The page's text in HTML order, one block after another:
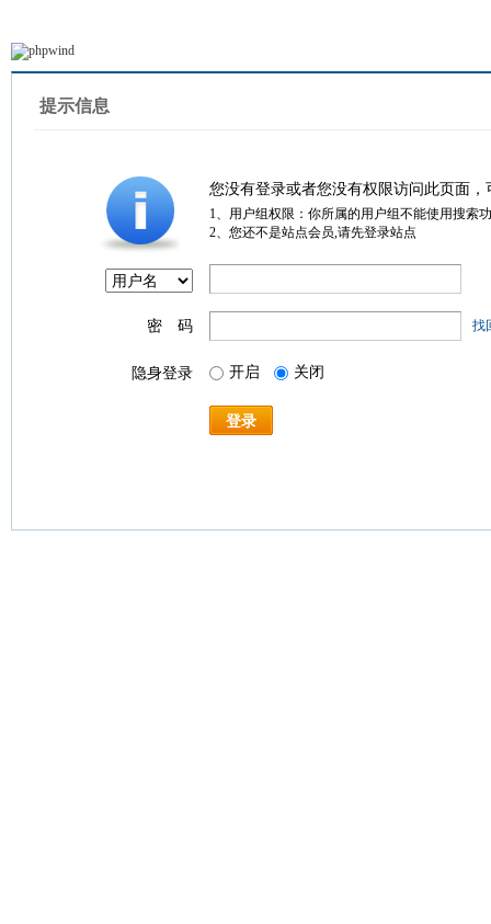
提示信息
您没有登录或者您没有权限访问此页面
1、用户组权限：你所属的用户组不能使用搜索
2、您还不是站点会员,请先登录站点
密 码 找
隐身登录 开启 关闭
登录